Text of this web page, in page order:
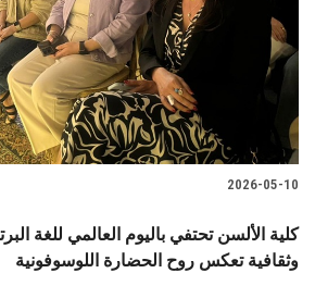
2026-05-10
كلية الألسن تحتفي باليوم العالمي للغة
وثقافية تعكس روح الحضارة اللوسوفونية